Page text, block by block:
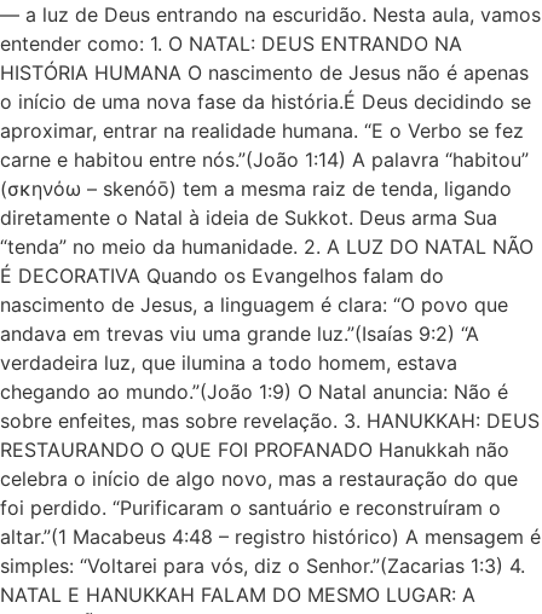
— a luz de Deus entrando na escuridão. Nesta aula, vamos
entender como: 1. O NATAL: DEUS ENTRANDO NA
HISTÓRIA HUMANA O nascimento de Jesus não é apenas
o início de uma nova fase da história.É Deus decidindo se
aproximar, entrar na realidade humana. “E o Verbo se fez
carne e habitou entre nós.”(João 1:14) A palavra “habitou”
(σκηνόω – skenóō) tem a mesma raiz de tenda, ligando
diretamente o Natal à ideia de Sukkot. Deus arma Sua
“tenda” no meio da humanidade. 2. A LUZ DO NATAL NÃO
É DECORATIVA Quando os Evangelhos falam do
nascimento de Jesus, a linguagem é clara: “O povo que
andava em trevas viu uma grande luz.”(Isaías 9:2) “A
verdadeira luz, que ilumina a todo homem, estava
chegando ao mundo.”(João 1:9) O Natal anuncia: Não é
sobre enfeites, mas sobre revelação. 3. HANUKKAH: DEUS
RESTAURANDO O QUE FOI PROFANADO Hanukkah não
celebra o início de algo novo, mas a restauração do que
foi perdido. “Purificaram o santuário e reconstruíram o
altar.”(1 Macabeus 4:48 – registro histórico) A mensagem é
simples: “Voltarei para vós, diz o Senhor.”(Zacarias 1:3) 4.
NATAL E HANUKKAH FALAM DO MESMO LUGAR: A